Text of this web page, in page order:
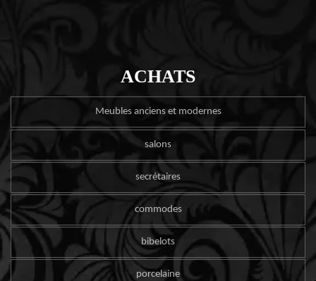
ACHATS
Meubles anciens et modernes
salons
secrétaires
commodes
bibelots
porcelaine